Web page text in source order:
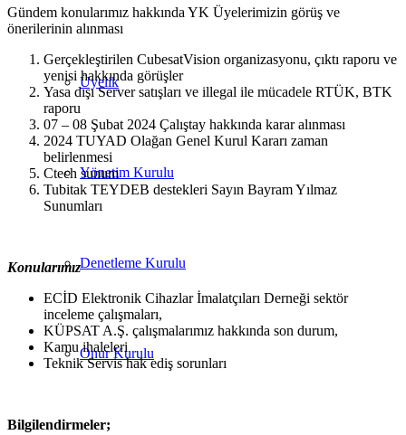
Üyelik
Yönetim Kurulu
Denetleme Kurulu
Onur Kurulu
Gündem konularımız hakkında YK Üyelerimizin görüş ve
önerilerinin alınması
Gerçekleştirilen CubesatVision organizasyonu, çıktı raporu ve
yenisi hakkında görüşler
Yasa dışı Server satışları ve illegal ile mücadele RTÜK, BTK
raporu
07 – 08 Şubat 2024 Çalıştay hakkında karar alınması
2024 TUYAD Olağan Genel Kurul Kararı zaman
belirlenmesi
Ctech sunum
Tubitak TEYDEB destekleri Sayın Bayram Yılmaz
Sunumları
Konularımız
ECİD Elektronik Cihazlar İmalatçıları Derneği sektör
inceleme çalışmaları,
KÜPSAT A.Ş. çalışmalarımız hakkında son durum,
Kamu ihaleleri
Teknik Servis hak ediş sorunları
Bilgilendirmeler;